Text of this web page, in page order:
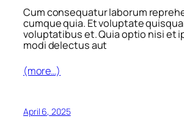
Cum consequatur laborum
cumque quia. Et voluptate
voluptatibus et. Quia optio nisi et
modi delectus aut
(more…)
April 6, 2025